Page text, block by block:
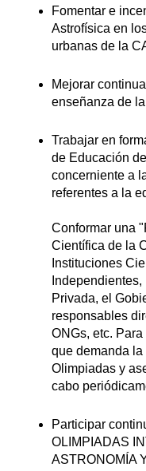
Fomentar e
Astrofísica en
urbanas de la
Mejorar
enseñanza de
Trabajar en
de Educación
concerniente a
referentes a la
Conformar una
Científica de la
Instituciones
Privada, el
responsables
ONGs, etc.
que demanda
Olimpiadas y
cabo
Participar
OLIMPIADAS
ASTRONOMÍA